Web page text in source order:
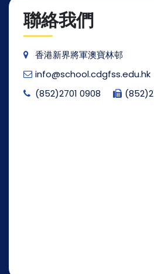
聯絡我們
香港新界將軍澳寶林邨
info@school.cdgfss.edu.hk
(852)2701 0908